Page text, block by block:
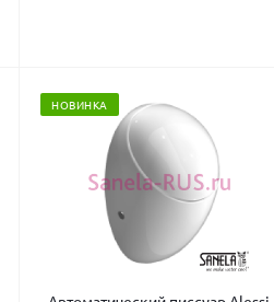
НОВИНКА